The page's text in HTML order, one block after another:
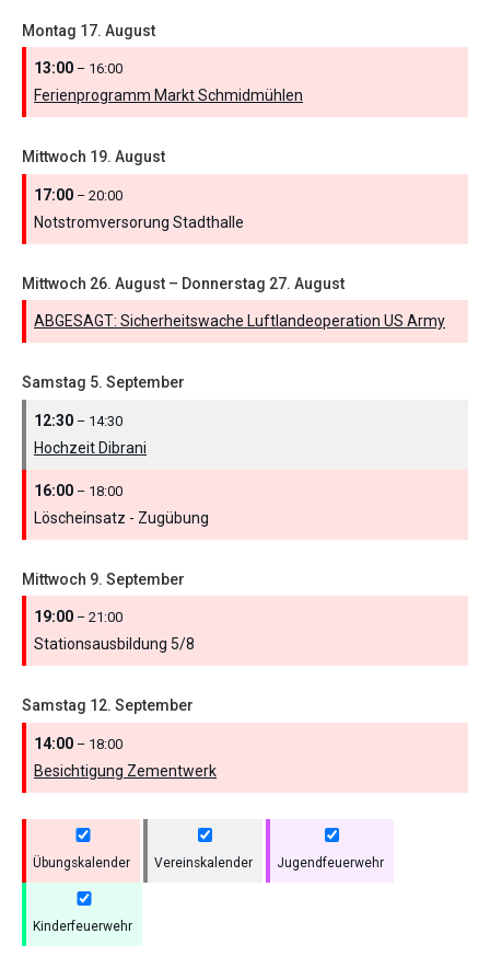
Montag 17. August
13:00 – 16:00
Ferienprogramm Markt Schmidmühlen
Mittwoch 19. August
17:00 – 20:00
Notstromversorung Stadthalle
Mittwoch 26. August – Donnerstag 27. August
ABGESAGT: Sicherheitswache Luftlandeoperation US Army
Samstag 5. September
12:30 – 14:30
Hochzeit Dibrani
16:00 – 18:00
Löscheinsatz - Zugübung
Mittwoch 9. September
19:00 – 21:00
Stationsausbildung 5/8
Samstag 12. September
14:00 – 18:00
Besichtigung Zementwerk
Übungskalender Vereinskalender Jugendfeuerwehr
Kinderfeuerwehr